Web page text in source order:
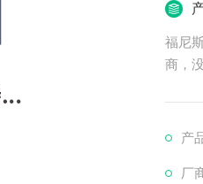
福尼斯焊
商，
产
厂